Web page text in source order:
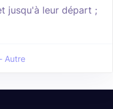
jusqu'à leur départ ;
Autre